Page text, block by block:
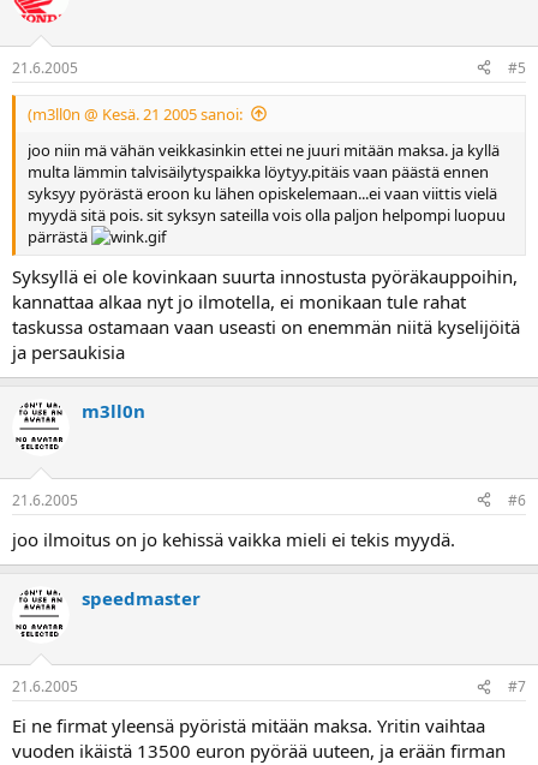
21.6.2005 #5
(m3ll0n @ Kesä. 21 2005 sanoi:
joo niin mä vähän veikkasinkin ettei ne juuri mitään maksa. ja kyllä
multa lämmin talvisäilytyspaikka löytyy.pitäis vaan päästä ennen
syksyy pyörästä eroon ku lähen opiskelemaan...ei vaan viittis vielä
myydä sitä pois. sit syksyn sateilla vois olla paljon helpompi luopuu
pärrästä
Syksyllä ei ole kovinkaan suurta innostusta pyöräkauppoihin,
kannattaa alkaa nyt jo ilmotella, ei monikaan tule rahat
taskussa ostamaan vaan useasti on enemmän niitä kyselijöitä
ja persaukisia
m3ll0n
21.6.2005 #6
joo ilmoitus on jo kehissä vaikka mieli ei tekis myydä.
speedmaster
21.6.2005 #7
Ei ne firmat yleensä pyöristä mitään maksa. Yritin vaihtaa
vuoden ikäistä 13500 euron pyörää uuteen, ja erään firman